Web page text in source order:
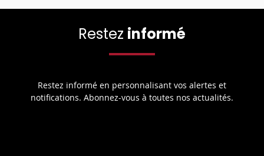
Restez informé
Restez informé en personnalisant vos alertes et
notifications. Abonnez-vous à toutes nos actualités.